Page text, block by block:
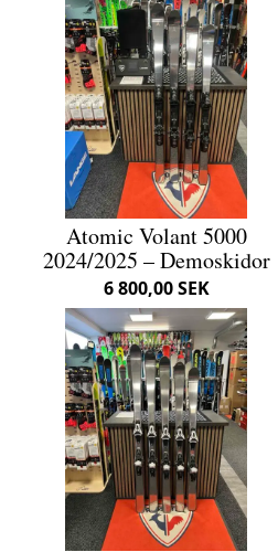
Atomic Volant 5000
2024/2025 – Demoskidor
6 800,00 SEK